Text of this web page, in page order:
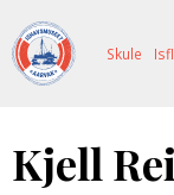
OM OSS
Skule
Kjell